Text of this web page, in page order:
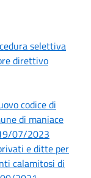
selettiva
direttivo
codice di
di maniace
07/2023
e ditte per
calamitosi di